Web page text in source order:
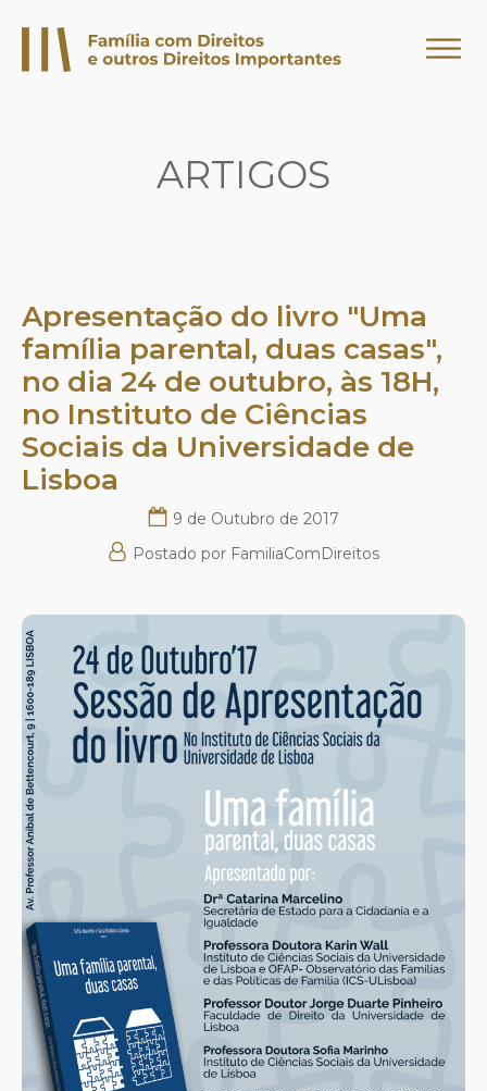
ARTIGOS
Apresentação do livro "Uma
família parental, duas casas",
no dia 24 de outubro, às 18H,
no Instituto de Ciências
Sociais da Universidade de
Lisboa
9 de Outubro de 2017
Postado por FamiliaComDireitos